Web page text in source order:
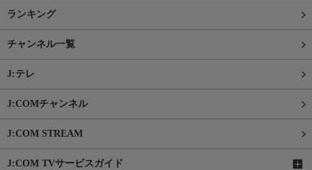
ランキング
チャンネル一覧
J:テレ
J:COMチャンネル
J:COM STREAM
J:COM TVサービスガイド